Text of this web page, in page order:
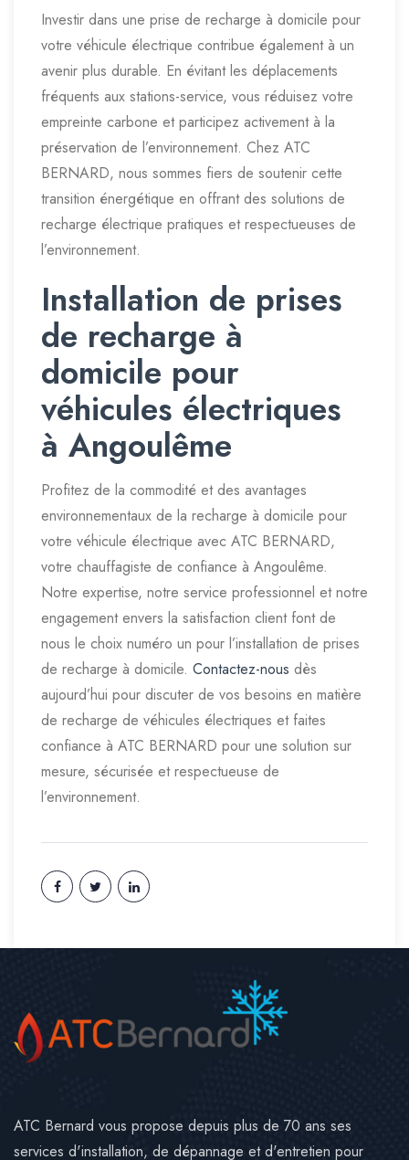
Investir dans une prise de recharge à domicile pour
votre véhicule électrique contribue également à un
avenir plus durable. En évitant les déplacements
fréquents aux stations-service, vous réduisez votre
empreinte carbone et participez activement à la
préservation de l’environnement. Chez ATC
BERNARD, nous sommes fiers de soutenir cette
transition énergétique en offrant des solutions de
recharge électrique pratiques et respectueuses de
l’environnement.
Installation de prises
de recharge à
domicile pour
véhicules électriques
à Angoulême
Profitez de la commodité et des avantages
environnementaux de la recharge à domicile pour
votre véhicule électrique avec ATC BERNARD,
votre chauffagiste de confiance à Angoulême.
Notre expertise, notre service professionnel et notre
engagement envers la satisfaction client font de
nous le choix numéro un pour l’installation de prises
de recharge à domicile. Contactez-nous dès
aujourd’hui pour discuter de vos besoins en matière
de recharge de véhicules électriques et faites
confiance à ATC BERNARD pour une solution sur
mesure, sécurisée et respectueuse de
l’environnement.
ATC Bernard vous propose depuis plus de 70 ans ses
services d'installation, de dépannage et d'entretien pour